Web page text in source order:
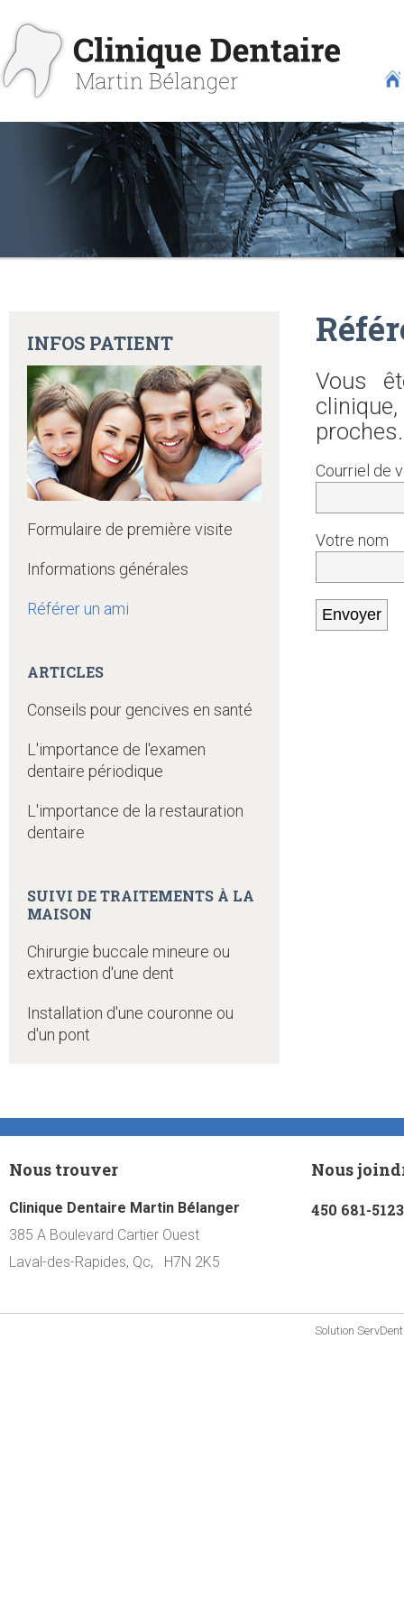
INFOS PATIENT
Formulaire de première visite
Informations générales
Référer un ami
ARTICLES
Conseils pour gencives en santé
L'importance de l'examen
dentaire périodique
L'importance de la restauration
dentaire
SUIVI DE TRAITEMENTS À LA
MAISON
Chirurgie buccale mineure ou
extraction d'une dent
Installation d'une couronne ou
d'un pont
Vous
proches.
Courriel de
Votre nom
Nous trouver
Clinique Dentaire Martin Bélanger
385 A Boulevard Cartier Ouest
Laval-des-Rapides, Qc, H7N 2K5
Nous
450 681-5123
Solution